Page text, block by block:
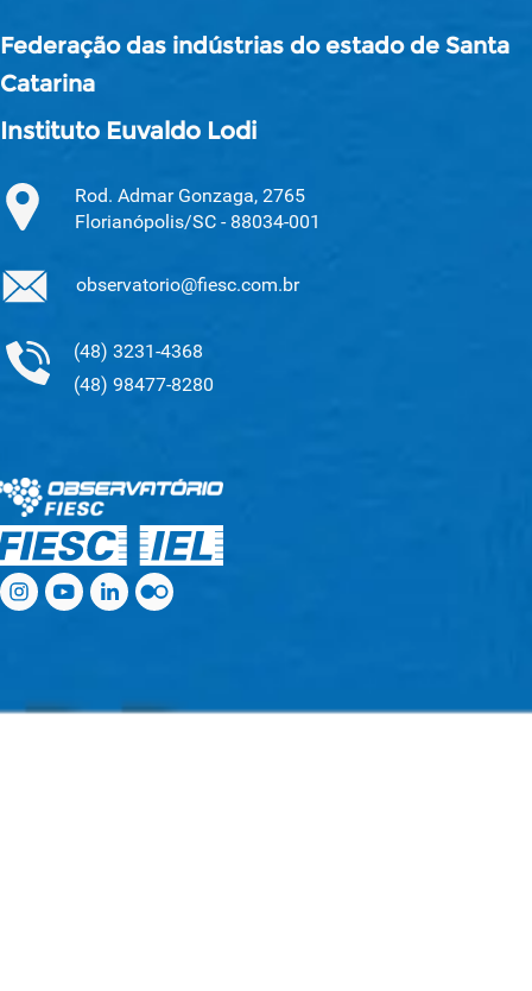
Federação das indústrias do estado de Santa
Catarina
Instituto Euvaldo Lodi
Rod. Admar Gonzaga, 2765
Florianópolis/SC - 88034-001
observatorio@fiesc.com.br
(48) 3231-4368
(48) 98477-8280
.
.
. . . .